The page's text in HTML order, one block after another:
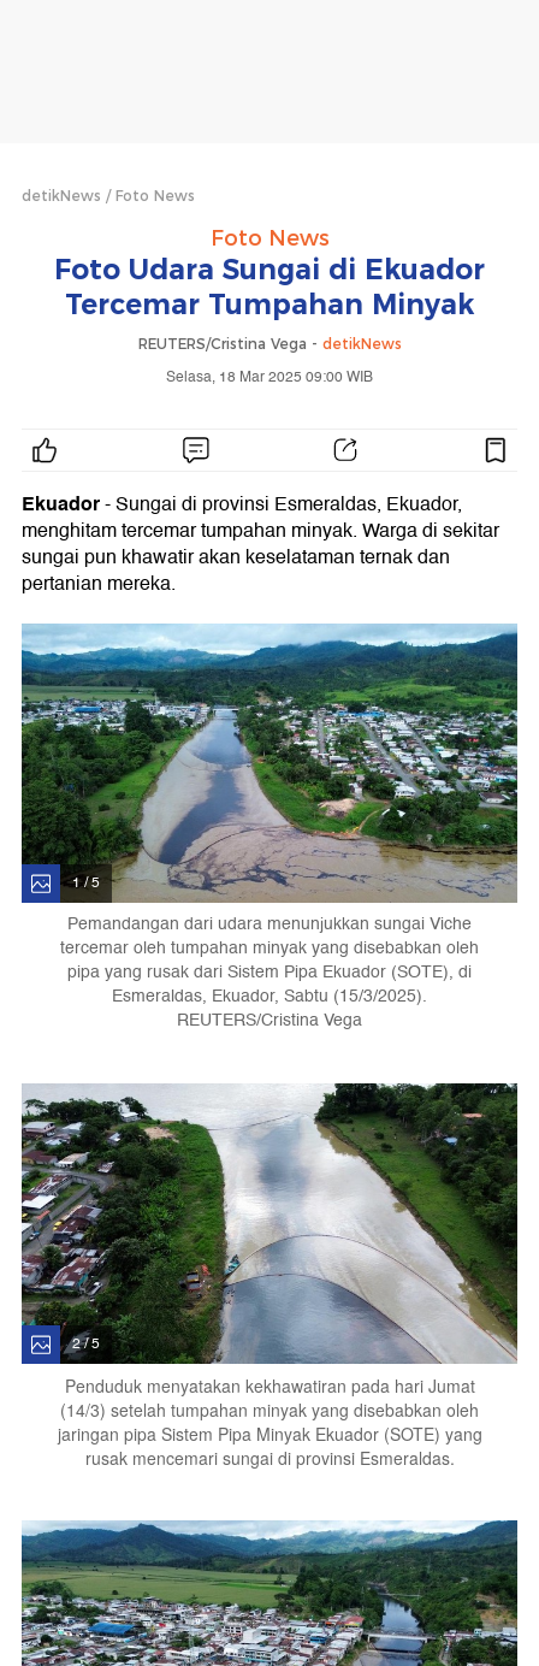
detikNews Foto News
Foto News
Foto Udara Sungai di Ekuador
Tercemar Tumpahan Minyak
REUTERS/Cristina Vega - detikNews
Selasa, 18 Mar 2025 09:00 WIB
Ekuador- Sungai di provinsi Esmeraldas, Ekuador,
menghitam tercemar tumpahan minyak. Warga di sekitar
sungai pun khawatir akan keselataman ternak dan
pertanian mereka.
1 / 5
Pemandangan dari udara menunjukkan sungai Viche
tercemar oleh tumpahan minyak yang disebabkan oleh
pipa yang rusak dari Sistem Pipa Ekuador (SOTE), di
Esmeraldas, Ekuador, Sabtu (15/3/2025).
REUTERS/Cristina Vega
2 / 5
Penduduk menyatakan kekhawatiran pada hari Jumat
(14/3) setelah tumpahan minyak yang disebabkan oleh
jaringan pipa Sistem Pipa Minyak Ekuador (SOTE) yang
rusak mencemari sungai di provinsi Esmeraldas.